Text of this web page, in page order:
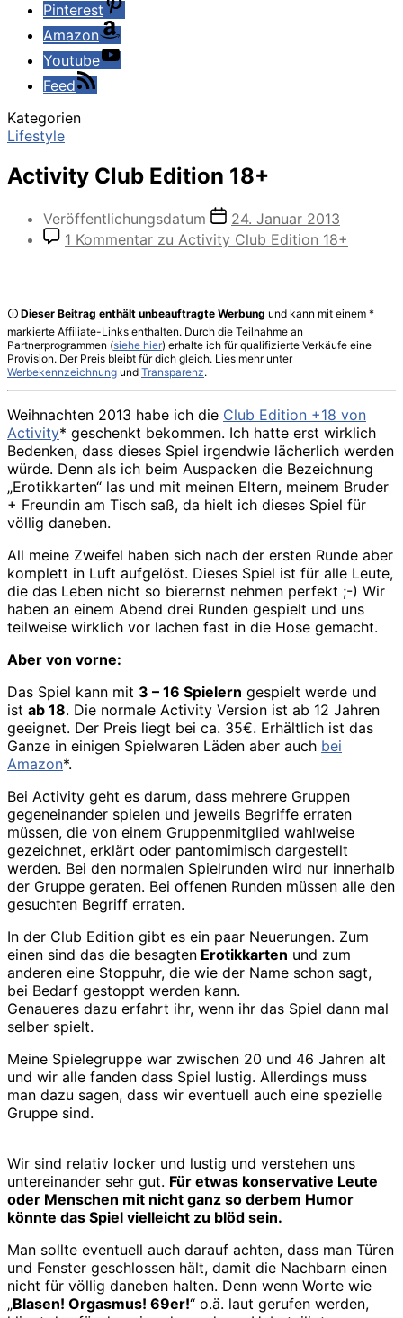
Pinterest
Amazon
Youtube
Feed
Kategorien
Lifestyle
Activity Club Edition 18+
Veröffentlichungsdatum
24. Januar 2013
1 Kommentar zu Activity Club Edition 18+
🛈 Dieser Beitrag enthält unbeauftragte Werbung und kann mit einem *
markierte Affiliate-Links enthalten. Durch die Teilnahme an
Partnerprogrammen (siehe hier) erhalte ich für qualifizierte Verkäufe eine
Provision. Der Preis bleibt für dich gleich. Lies mehr unter
Werbekennzeichnung und Transparenz.
Weihnachten 2013 habe ich die Club Edition +18 von
Activity* geschenkt bekommen. Ich hatte erst wirklich
Bedenken, dass dieses Spiel irgendwie lächerlich werden
würde. Denn als ich beim Auspacken die Bezeichnung
„Erotikkarten“ las und mit meinen Eltern, meinem Bruder
+ Freundin am Tisch saß, da hielt ich dieses Spiel für
völlig daneben.
All meine Zweifel haben sich nach der ersten Runde aber
komplett in Luft aufgelöst. Dieses Spiel ist für alle Leute,
die das Leben nicht so bierernst nehmen perfekt ;-) Wir
haben an einem Abend drei Runden gespielt und uns
teilweise wirklich vor lachen fast in die Hose gemacht.
Aber von vorne:
Das Spiel kann mit 3 – 16 Spielern gespielt werde und
ist ab 18. Die normale Activity Version ist ab 12 Jahren
geeignet. Der Preis liegt bei ca. 35€. Erhältlich ist das
Ganze in einigen Spielwaren Läden aber auch bei
Amazon*.
Bei Activity geht es darum, dass mehrere Gruppen
gegeneinander spielen und jeweils Begriffe erraten
müssen, die von einem Gruppenmitglied wahlweise
gezeichnet, erklärt oder pantomimisch dargestellt
werden. Bei den normalen Spielrunden wird nur innerhalb
der Gruppe geraten. Bei offenen Runden müssen alle den
gesuchten Begriff erraten.
In der Club Edition gibt es ein paar Neuerungen. Zum
einen sind das die besagten Erotikkarten und zum
anderen eine Stoppuhr, die wie der Name schon sagt,
bei Bedarf gestoppt werden kann.
Genaueres dazu erfahrt ihr, wenn ihr das Spiel dann mal
selber spielt.
Meine Spielegruppe war zwischen 20 und 46 Jahren alt
und wir alle fanden dass Spiel lustig. Allerdings muss
man dazu sagen, dass wir eventuell auch eine spezielle
Gruppe sind.
Wir sind relativ locker und lustig und verstehen uns
untereinander sehr gut. Für etwas konservative Leute
oder Menschen mit nicht ganz so derbem Humor
könnte das Spiel vielleicht zu blöd sein.
Man sollte eventuell auch darauf achten, dass man Türen
und Fenster geschlossen hält, damit die Nachbarn einen
nicht für völlig daneben halten. Denn wenn Worte wie
„Blasen! Orgasmus! 69er!“ o.ä. laut gerufen werden,